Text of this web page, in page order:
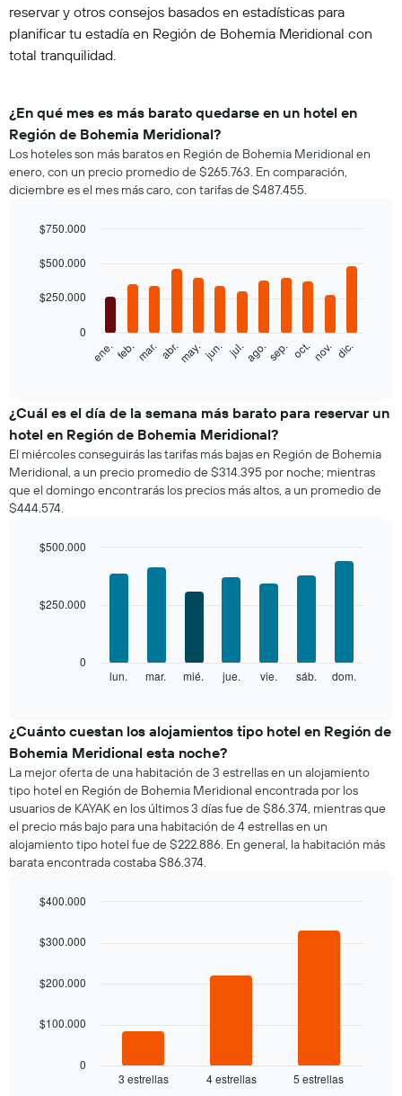
reservar y otros consejos basados en estadísticas para
planificar tu estadía en Región de Bohemia Meridional con
total tranquilidad.
¿En qué mes es más barato quedarse en un hotel en
Región de Bohemia Meridional?
Los hoteles son más baratos en Región de Bohemia Meridional en
enero, con un precio promedio de $265.763. En comparación,
diciembre es el mes más caro, con tarifas de $487.455.
chart
12
bars.
el
precio
promedio
de
una
habitación
por
El
eje
gráfico
muestra
1
eje
que
indica
el
precio
de
habitación
graphic.
ene.feb.mar. abr.may.jun. jul.ago.sep. oct.nov. dic.
0
$250.000
$500.000
$750.000
¿Cuál es el día de la semana más barato para reservar un
hotel en Región de Bohemia Meridional?
El miércoles conseguirás las tarifas más bajas en Región de Bohemia
Meridional, a un precio promedio de $314.395 por noche; mientras
que el domingo encontrarás los precios más altos, a un promedio de
$444.574.
el
precio
promedio
de
una
habitación
por
cada
día
la
gráfico
que
lun. mar. mié. jue. vie. sáb. dom.
0
$250.000
$500.000
¿Cuánto cuestan los alojamientos tipo hotel en Región de
Bohemia Meridional esta noche?
La mejor oferta de una habitación de 3 estrellas en un alojamiento
tipo hotel en Región de Bohemia Meridional encontrada por los
usuarios de KAYAK en los últimos 3 días fue de $86.374, mientras que
el precio más bajo para una habitación de 4 estrellas en un
alojamiento tipo hotel fue de $222.886. En general, la habitación más
barata encontrada costaba $86.374.
with
bars.
siguiente
muestra
3 estrellas 4 estrellas 5 estrellas
0
$100.000
$200.000
$300.000
$400.000